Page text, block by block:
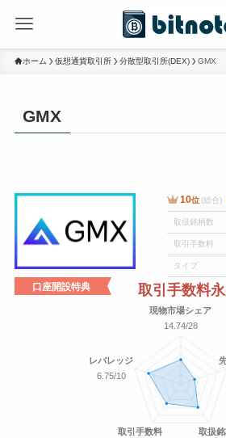
ホーム 仮想通貨取引所 分散型取引所(DEX) GMX
GMX
10位 (総合)
取扱銘柄数
取引手数料
タイプ
口座開設特典 取引手数料
現物市場シェア
14.74/28
取扱
取引手数料
レバレッジ
6.75/10